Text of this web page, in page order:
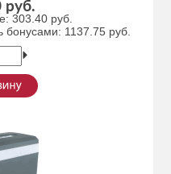
руб.
303.40 руб.
бонусами: 1137.75 руб.